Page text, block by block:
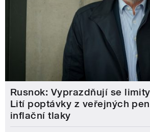
Rusnok: Vyprazdňují se
Lití poptávky z veřejných
inflační tlaky